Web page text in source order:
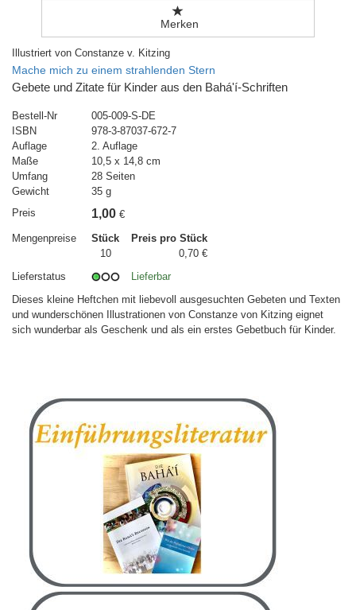
Merken
Illustriert von Constanze v. Kitzing
Mache mich zu einem strahlenden Stern
Gebete und Zitate für Kinder aus den Bahá'í-Schriften
Bestell-Nr
005-009-S-DE
ISBN
978-3-87037-672-7
Auflage
2. Auflage
Maße
10,5 x 14,8 cm
Umfang
28 Seiten
Gewicht
35 g
Preis
1,00 €
Mengenpreise
Stück
Preis pro Stück
10
0,70 €
Lieferstatus
Lieferbar
Dieses kleine Heftchen mit liebevoll ausgesuchten Gebeten und Texten
und wunderschönen Illustrationen von Constanze von Kitzing eignet
sich wunderbar als Geschenk und als ein erstes Gebetbuch für Kinder.